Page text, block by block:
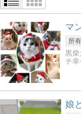
マ
所
黒柴
チ幸
娘